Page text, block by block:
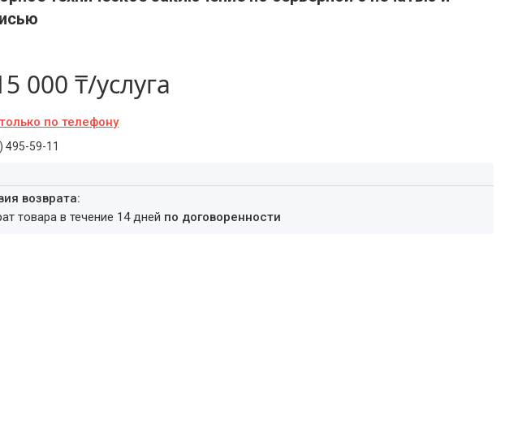
000 ₸/услуга
по телефону
495-59-11
товара в течение 14 дней по договоренности